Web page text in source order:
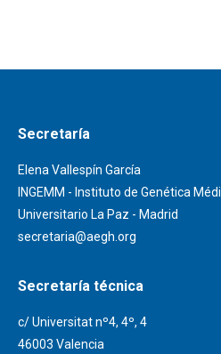
Secretaría
Elena Vallespín García
INGEMM - Instituto de Genética
Universitario La Paz - Madrid
secretaria@aegh.org
Secretaría técnica
c/ Universitat nº4, 4º, 4
46003 Valencia